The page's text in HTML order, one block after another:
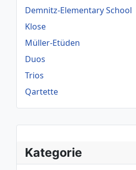
Kategorie
Demnitz-Elementary School
Klose
Müller-Etüden
Duos
Trios
Qartette